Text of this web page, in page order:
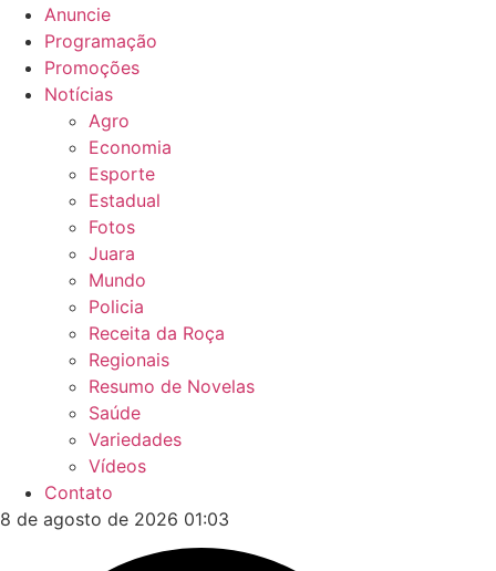
Anuncie
Programação
Promoções
Notícias
Agro
Economia
Esporte
Estadual
Fotos
Juara
Mundo
Policia
Receita da Roça
Regionais
Resumo de Novelas
Saúde
Variedades
Vídeos
Contato
8 de agosto de 2026 01:03